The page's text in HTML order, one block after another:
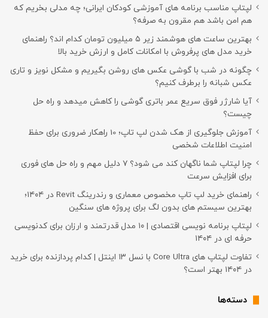
لپتاپ مناسب برنامه های آموزشی کودکان ایرانی؛ چه مدلی بخریم که
هم امن باشد هم مقرون به صرفه؟
بهترین ساعت های هوشمند زیر ۵ میلیون تومان کدام اند؟ راهنمای
خرید مدل های پرفروش با امکانات کامل و ارزش خرید بالا
چگونه در شب با گوشی عکس های روشن بگیریم و مشکل نویز و تاری
عکس شبانه را برطرف کنیم؟
آیا شارژر فوق سریع عمر باتری گوشی را کاهش میدهد و راه حل
چیست؟
آموزش جلوگیری از هک شدن لپ تاپ؛ 10 راهکار ضروری برای حفظ
امنیت اطلاعات شخصی
چرا لپتاپ شما ناگهان کند می شود؟ ۷ دلیل مهم و راه حل های فوری
برای افزایش سرعت
راهنمای خرید لپ تاپ مخصوص معماری و رندرینگ Revit در ۱۴۰۴؛
بهترین سیستم های بدون لگ برای پروژه های سنگین
لپتاپ برنامه نویسی اقتصادی | ۱۰ مدل قدرتمند و ارزان برای کدنویسی
حرفه ای در ۱۴۰۴
تفاوت لپتاپ های Core Ultra با نسل ۱۳ اینتل | کدام پردازنده برای خرید
در ۱۴۰۴ بهتر است؟
دسته‌ها